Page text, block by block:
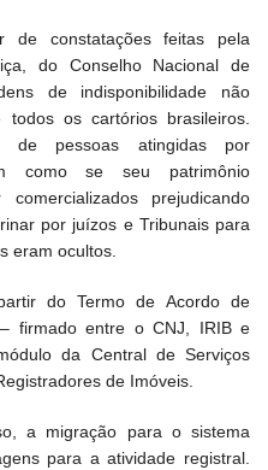
constatações feitas pela
do Conselho Nacional de
de indisponibilidade não
os cartórios brasileiros.
de pessoas atingidas por
como se seu patrimônio
prejudicando
por juízos e Tribunais para
eram ocultos.
do Termo de Acordo de
firmado entre o CNJ, IRIB e
da Central de Serviços
de Imóveis.
a migração para o sistema
para a atividade registral.